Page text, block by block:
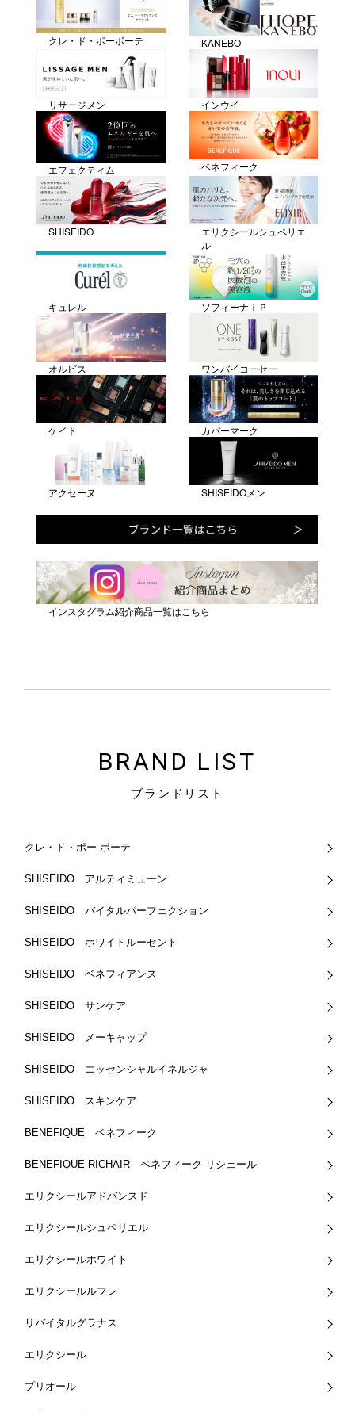
BRAND LIST
ブランドリスト
クレ・ド・ポー ボーテ
SHISEIDO アルティミューン
SHISEIDO バイタルパーフェクション
SHISEIDO ホワイトルーセント
SHISEIDO ベネフィアンス
SHISEIDO サンケア
SHISEIDO メーキャップ
SHISEIDO エッセンシャルイネルジャ
SHISEIDO スキンケア
BENEFIQUE ベネフィーク
BENEFIQUE RICHAIR ベネフィーク リシェール
エリクシールアドバンスド
エリクシールシュペリエル
エリクシールホワイト
エリクシールルフレ
リバイタルグラナス
エリクシール
プリオール